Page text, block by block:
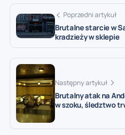
Poprzedni artykuł
Brutalne starcie w
kradzieży w sklepie
Następny artykuł
Brutalny atak na
w szoku, śledztwo